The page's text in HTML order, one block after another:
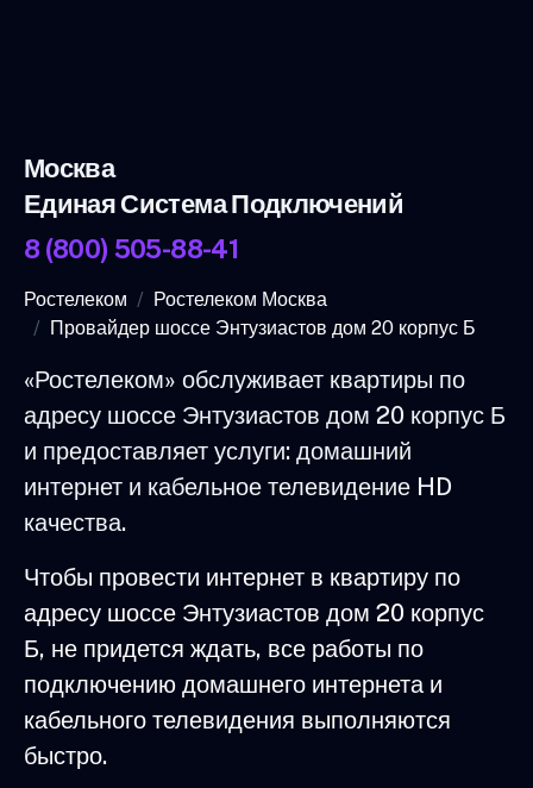
Москва
Единая Система Подключений
8 (800) 505-88-41
Ростелеком
Ростелеком Москва
Провайдер шоссе Энтузиастов дом 20 корпус Б
«Ростелеком» обслуживает квартиры по
адресу шоссе Энтузиастов дом 20 корпус Б
и предоставляет услуги: домашний
интернет и кабельное телевидение HD
качества.
Чтобы провести интернет в квартиру по
адресу шоссе Энтузиастов дом 20 корпус
Б, не придется ждать, все работы по
подключению домашнего интернета и
кабельного телевидения выполняются
быстро.